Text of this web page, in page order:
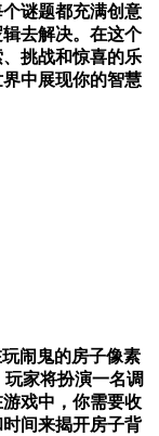
谜题都充满创意
去解决。在这个
挑战和惊喜的乐
中展现你的智慧
玩闹鬼的房子像素
家将扮演一名调
戏中，你需要收
间来揭开房子背